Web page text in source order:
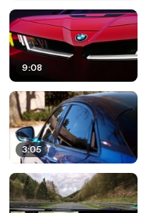
9:08
3:05